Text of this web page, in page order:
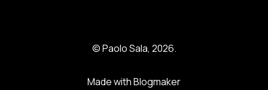
© Paolo Sala, 2026.
Made with Blogmaker